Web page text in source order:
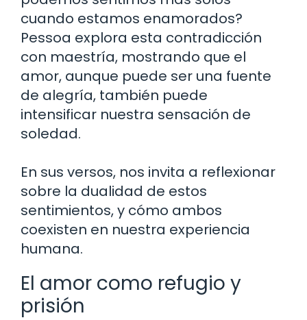
cuando estamos enamorados?
Pessoa explora esta contradicción
con maestría, mostrando que el
amor, aunque puede ser una fuente
de alegría, también puede
intensificar nuestra sensación de
soledad.
En sus versos, nos invita a reflexionar
sobre la dualidad de estos
sentimientos, y cómo ambos
coexisten en nuestra experiencia
humana.
El amor como refugio y
prisión